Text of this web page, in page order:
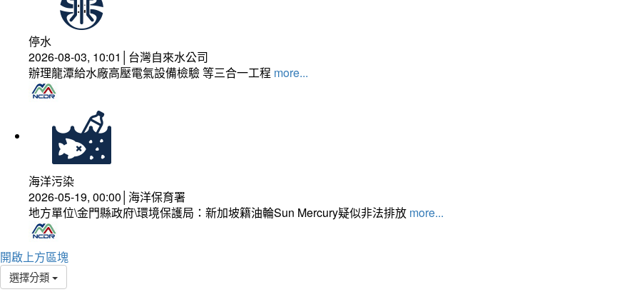
停水
2026-08-03, 10:01│台灣自來水公司
辦理龍潭給水廠高壓電氣設備檢驗 等三合一工程 more...
海洋污染
2026-05-19, 00:00│海洋保育署
地方單位\金門縣政府\環境保護局：新加坡籍油輪Sun Mercury疑似非法排放 more...
開啟上方區塊
選擇分類